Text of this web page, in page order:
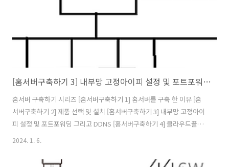
[홈서버구축하기 3] 내부망 고정아이피 설정 및 포트포워딩 그리고 DDNS
홈서버 구축하기 시리즈 [홈서버구축하기 1] 홈서버를 구축 한 이유 [홈
서버구축하기 2] 제품 선택 및 설치 [홈서버구축하기 3] 내부망 고정아이
피 설정 및 포트포워딩 그리고 DDNS [홈서버구축하기 4] 클라우드플레
어를 활용하여 내 서버 아이피 숨기기(feat. HTTPS) [홈서버구축하기 5]
Docker 및 Docker Swarm 설정하기 [홈서버구축하기 7] 공유 스토리
2024. 1. 6.